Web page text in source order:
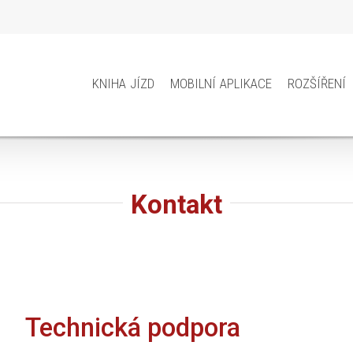
kniha jízd mobilní aplikace rozšíření
Kontakt
Technická podpora